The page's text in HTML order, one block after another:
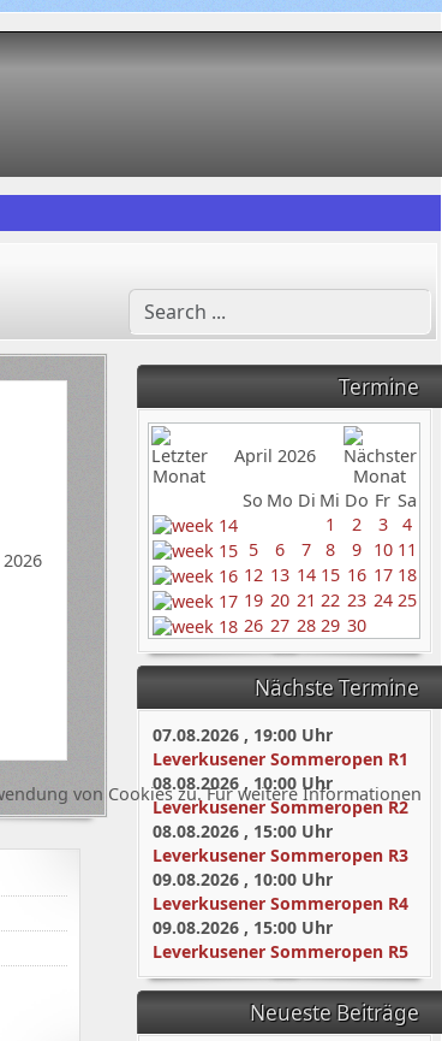
Termine
April 2026
So Mo Di Mi Do Fr Sa
1
2 3
4
5
6 7 8 9 10 11
12 13 14 15 16 17 18
19 20 21 22 23 24 25
26 27 28 29 30
Nächste Termine
07.08.2026, 19:00Uhr
Leverkusener Sommeropen R1
08.08.2026, 10:00Uhr
Leverkusener Sommeropen R2
08.08.2026, 15:00Uhr
Leverkusener Sommeropen R3
09.08.2026, 10:00Uhr
Leverkusener Sommeropen R4
09.08.2026, 15:00Uhr
Leverkusener Sommeropen R5
Neueste Beiträge
von Cookies zu. Für weitere Informationen